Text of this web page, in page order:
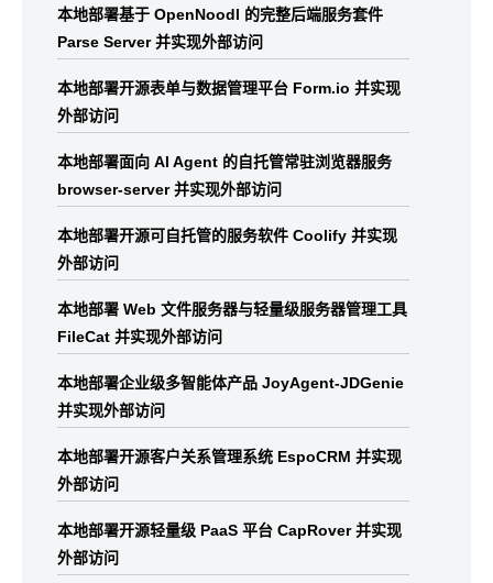
本地部署基于 OpenNoodl 的完整后端服务套件
Parse Server 并实现外部访问
本地部署开源表单与数据管理平台 Form.io 并实现
外部访问
本地部署面向 AI Agent 的自托管常驻浏览器服务
browser-server 并实现外部访问
本地部署开源可自托管的服务软件 Coolify 并实现
外部访问
本地部署 Web 文件服务器与轻量级服务器管理工具
FileCat 并实现外部访问
本地部署企业级多智能体产品 JoyAgent-JDGenie
并实现外部访问
本地部署开源客户关系管理系统 EspoCRM 并实现
外部访问
本地部署开源轻量级 PaaS 平台 CapRover 并实现
外部访问